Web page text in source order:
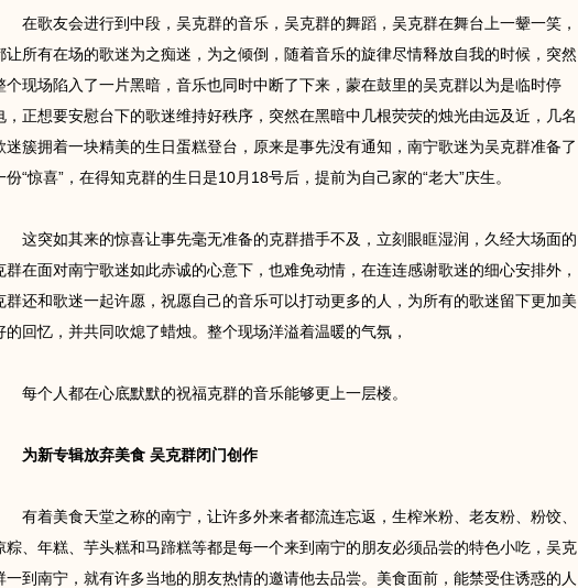
在歌友会进行到中段，吴克群的音乐，吴克群的舞蹈，吴克群在舞台上一颦一笑，
让所有在场的歌迷为之痴迷，为之倾倒，随着音乐的旋律尽情释放自我的时候，突然
个现场陷入了一片黑暗，音乐也同时中断了下来，蒙在鼓里的吴克群以为是临时停
，正想要安慰台下的歌迷维持好秩序，突然在黑暗中几根荧荧的烛光由远及近，几名
迷簇拥着一块精美的生日蛋糕登台，原来是事先没有通知，南宁歌迷为吴克群准备了
份“惊喜”，在得知克群的生日是10月18号后，提前为自己家的“老大”庆生。
这突如其来的惊喜让事先毫无准备的克群措手不及，立刻眼眶湿润，久经大场面的
群在面对南宁歌迷如此赤诚的心意下，也难免动情，在连连感谢歌迷的细心安排外，
群还和歌迷一起许愿，祝愿自己的音乐可以打动更多的人，为所有的歌迷留下更加美
的回忆，并共同吹熄了蜡烛。整个现场洋溢着温暖的气氛，
每个人都在心底默默的祝福克群的音乐能够更上一层楼。
为新专辑放弃美食 吴克群闭门创作
有着美食天堂之称的南宁，让许多外来者都流连忘返，生榨米粉、老友粉、粉饺、
粽、年糕、芋头糕和马蹄糕等都是每一个来到南宁的朋友必须品尝的特色小吃，吴克
一到南宁，就有许多当地的朋友热情的邀请他去品尝。美食面前，能禁受住诱惑的人